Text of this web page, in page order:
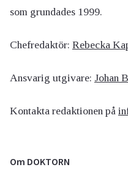
som grundades 1999.
Chefredaktör: Rebecka
Ansvarig utgivare: Johan
Kontakta redaktionen på
Om DOKTORN